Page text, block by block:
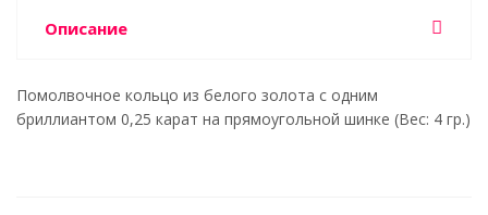
Описание
Помолвочное кольцо из белого золота с одним
бриллиантом 0,25 карат на прямоугольной шинке (Вес: 4 гр.)